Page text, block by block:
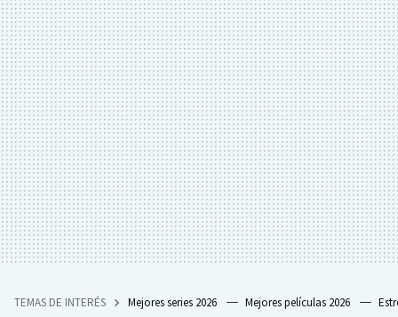
TEMAS DE INTERÉS Mejores series 2026 Mejores películas 2026